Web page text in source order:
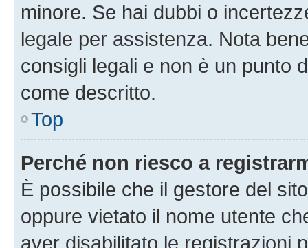
minore. Se hai dubbi o
legale per assistenza. Nota
consigli legali e non è un punto
come descritto.
Top
Perché non riesco a
È possibile che il gestore del
oppure vietato il nome utente
aver disabilitato le registrazioni